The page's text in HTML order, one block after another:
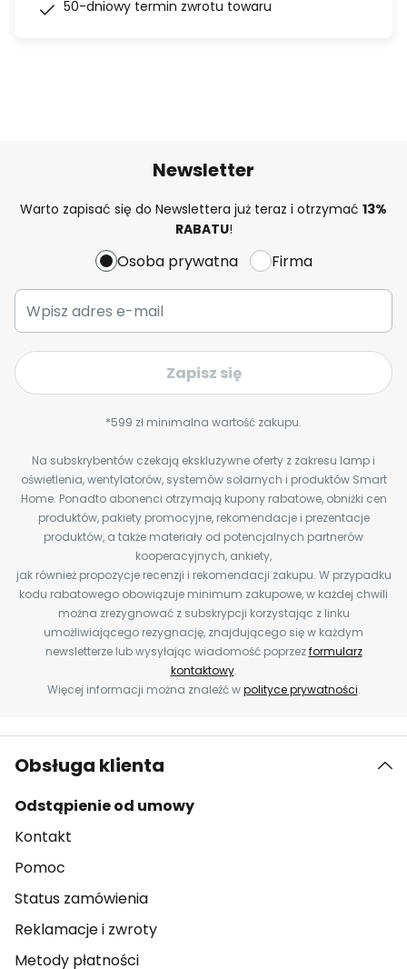
50-dniowy termin zwrotu towaru
Newsletter
Warto zapisać się do Newslettera już teraz i otrzymać 13%
RABATU!
Osoba prywatna Firma
Zapisz się
*599 zł minimalna wartość zakupu.
Na subskrybentów czekają ekskluzywne oferty z zakresu lamp i
oświetlenia, wentylatorów, systemów solarnych i produktów Smart
Home. Ponadto abonenci otrzymają kupony rabatowe, obniżki cen
produktów, pakiety promocyjne, rekomendacje i prezentacje
produktów, a także materiały od potencjalnych partnerów
kooperacyjnych, ankiety,
jak również propozycje recenzji i rekomendacji zakupu. W przypadku
kodu rabatowego obowiązuje minimum zakupowe, w każdej chwili
można zrezygnować z subskrypcji korzystając z linku
umożliwiającego rezygnację, znajdującego się w każdym
newsletterze lub wysyłając wiadomość poprzezformularz
kontaktowy.
Więcej informacji można znaleźć wpolityce prywatności.
Obsługa klienta
Odstąpienie od umowy
Kontakt
Pomoc
Status zamówienia
Reklamacje i zwroty
Metody płatności